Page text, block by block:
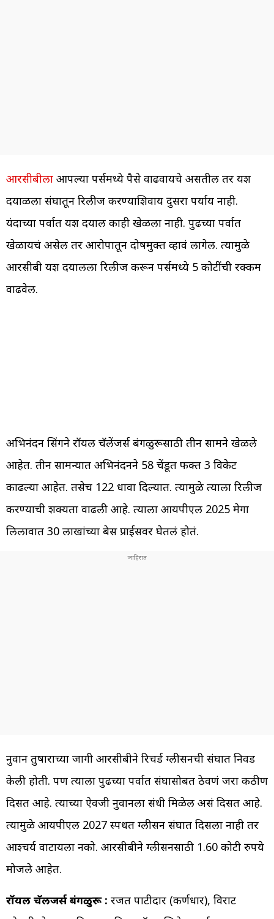
आरसीबीला आपल्या पर्समध्ये पैसे वाढवायचे असतील तर यश
दयाळला संघातून रिलीज करण्याशिवाय दुसरा पर्याय नाही.
यंदाच्या पर्वात यश दयाल काही खेळला नाही. पुढच्या पर्वात
खेळायचं असेल तर आरोपातून दोषमुक्त व्हावं लागेल. त्यामुळे
आरसीबी यश दयालला रिलीज करून पर्समध्ये 5 कोटींची रक्कम
वाढवेल.
अभिनंदन सिंगने रॉयल चॅलेंजर्स बंगळुरूसाठी तीन सामने खेळले
आहेत. तीन सामन्यात अभिनंदनने 58 चेंडूत फक्त 3 विकेट
काढल्या आहेत. तसेच 122 धावा दिल्यात. त्यामुळे त्याला रिलीज
करण्याची शक्यता वाढली आहे. त्याला आयपीएल 2025 मेगा
लिलावात 30 लाखांच्या बेस प्राईसवर घेतलं होतं.
नुवान तुषाराच्या जागी आरसीबीने रिचर्ड ग्लीसनची संघात निवड
केली होती. पण त्याला पुढच्या पर्वात संघासोबत ठेवणं जरा कठीण
दिसत आहे. त्याच्या ऐवजी नुवानला संधी मिळेल असं दिसत आहे.
त्यामुळे आयपीएल 2027 स्पर्धेत ग्लीसन संघात दिसला नाही तर
आश्चर्य वाटायला नको. आरसीबीने ग्लीसनसाठी 1.60 कोटी रुपये
मोजले आहेत.
रॉयल चॅलेंजर्स बंगळुरू : रजत पाटीदार (कर्णधार), विराट